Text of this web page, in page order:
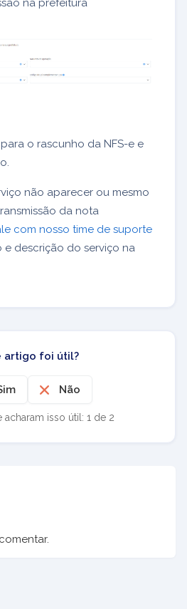
na prefeitura
o rascunho da NFS-e e
não aparecer ou mesmo
da nota
com nosso time de suporte
e descrição do serviço na
artigo foi útil?
Não
acharam isso útil: 1 de 2